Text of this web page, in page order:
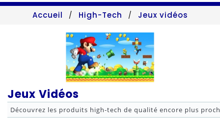
Accueil High-Tech Jeux vidéos
Jeux Vidéos
Découvrez les produits high-tech de qualité encore plus